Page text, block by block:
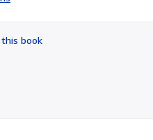
book